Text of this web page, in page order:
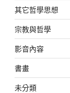
其它哲學思想
宗教與哲學
影音內容
書畫
未分類